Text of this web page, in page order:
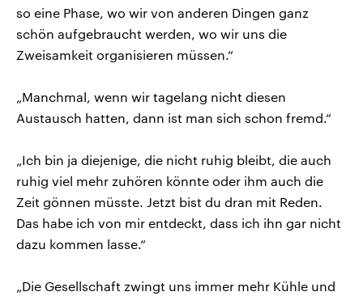
so eine Phase, wo wir von anderen Dingen ganz
schön aufgebraucht werden, wo wir uns die
Zweisamkeit organisieren müssen.“
„Manchmal, wenn wir tagelang nicht diesen
Austausch hatten, dann ist man sich schon fremd.“
„Ich bin ja diejenige, die nicht ruhig bleibt, die auch
ruhig viel mehr zuhören könnte oder ihm auch die
Zeit gönnen müsste. Jetzt bist du dran mit Reden.
Das habe ich von mir entdeckt, dass ich ihn gar nicht
dazu kommen lasse.“
„Die Gesellschaft zwingt uns immer mehr Kühle und